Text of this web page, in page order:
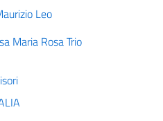
Leo
Maria Rosa Trio